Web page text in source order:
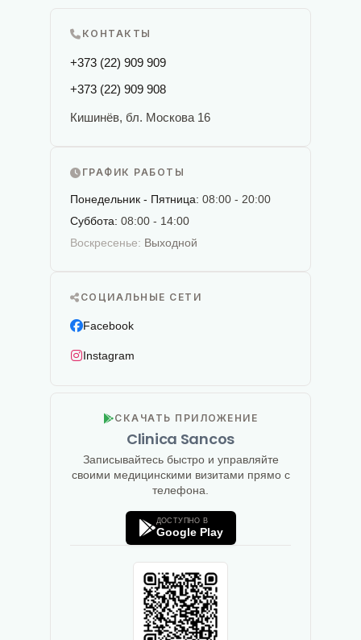
КОНТАКТЫ
+373 (22) 909 909
+373 (22) 909 908
Кишинёв, бл. Москова 16
ГРАФИК РАБОТЫ
Понедельник - Пятница: 08:00 - 20:00
Суббота: 08:00 - 14:00
Воскресенье: Выходной
СОЦИАЛЬНЫЕ СЕТИ
Facebook
Instagram
СКАЧАТЬ ПРИЛОЖЕНИЕ
Clinica Sancos
Записывайтесь быстро и управляйте
своими медицинскими визитами прямо с
телефона.
ДОСТУПНО В
Google Play